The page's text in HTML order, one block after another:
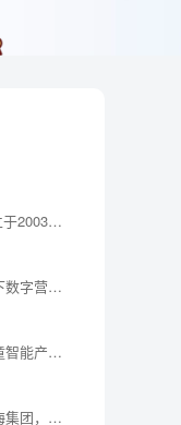
万兴科技（300624.SZ）成立于2003年，并于2018年登陆A股创业板，是全球领先的新生代数字创意赋能者，致力于成为全世界范围内有特色、有影响力的百年软件老店。公司面向全球海量新生代互联网用户提供潮流前沿、简单便捷的数字创意软件产品与服务，赋能人们在数字时代与众不同地进行创意表达，帮助每一个新生代创作者将头脑中的灵感变为可见的现实。万兴科技也是中国政府认定的“国家规划布局内重点软件企业”，连续跻身“德勤高科技高成长亚太区500强”、“福布斯中国最具发展潜力企业”等荣誉榜。当前，万兴科技持续深耕数字创意软件领域，旗下明星产品包括万兴喵影、万兴优转、亿图图示、Filmora、Filmstock、Fotophire等。 公司正以前瞻的视野推进全球化布局，研发总部位于深圳，并在温哥华、东京、长沙等地设有运营中心，业务范围遍及全球200多个国家和地区。 在平等、开放、协作、共享的人文理念下，万兴人不断成长，共同朝着“百年万兴、全球万兴”梦想笃定前行。
阿里妈妈是阿里巴巴集团旗下数字营销的大中台，依托阿里集团的核心商业数据和超级媒体矩阵，赋能商家、品牌及合作伙伴，提供兼具品牌与电商广告的产品及营销平台，帮助客户以消费者运营为核心打通品效全链路，实现数字媒体（PC端+无线端+多媒体终端）的一站式全域传播。
小天才专注于打造高品质儿童智能产品，目前旗下拥有“小天才”“步步高”两大品牌。过去的30年，小天才&步步高持续深耕儿童智能穿戴和教育电子行业，带着满满的爱与责任，将心注入，用产品见证和陪伴一代又一代中国孩子的成长。 我们曾先后推出了步步高复读机、电子词典、点读机“哪里不会点哪里so easy!”等众多经典产品。步步高学习机、词典笔、小天才电话手表、护耳耳机等一系列行业创新性产品问世后，深受孩子和家长喜爱，并成为了中国儿童智能穿戴行业和教育电子行业的领导品牌。 未来，我们将不忘初心，持续创新，用科技探索未至，让童年更加精彩！ 梦想的篇章已经开启，智慧童年，为爱创造，期待你的加入！
我们是谁呢？我们是十方融海集团，下设四条业务线：荔枝微课、兰心教育、广通教育、蒲公英。 荔枝微课：做一家持续帮助用户的知识分享平台； 兰心教育：做一家发掘女性力量、陪伴女性成长的教育企业； 广通教育：做一家让用户学有所成的职业教育企业； 蒲公英教育：做一家以“实战化学习+社群服务”为主导的教育企业。